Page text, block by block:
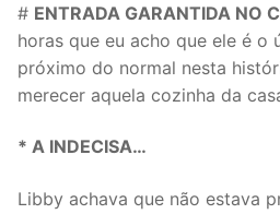
# ENTRADA GARANTIDA NO
horas que eu acho que ele é o
próximo do normal nesta
merecer aquela cozinha da
* A INDECISA…
Libby achava que não estava